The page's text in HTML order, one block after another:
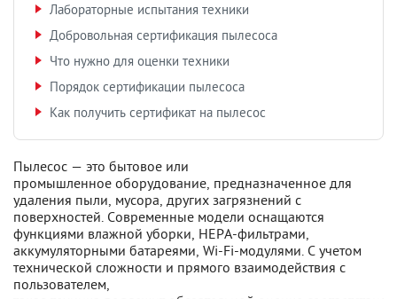
Лабораторные испытания техники
Добровольная сертификация пылесоса
Что нужно для оценки техники
Порядок сертификации пылесоса
Как получить сертификат на пылесос
Пылесос — это бытовое или
промышленное оборудование, предназначенное для
удаления пыли, мусора, других загрязнений с
поверхностей. Современные модели оснащаются
функциями влажной уборки, HEPA-фильтрами,
аккумуляторными батареями, Wi-Fi-модулями. С учетом
технической сложности и прямого взаимодействия с
пользователем,